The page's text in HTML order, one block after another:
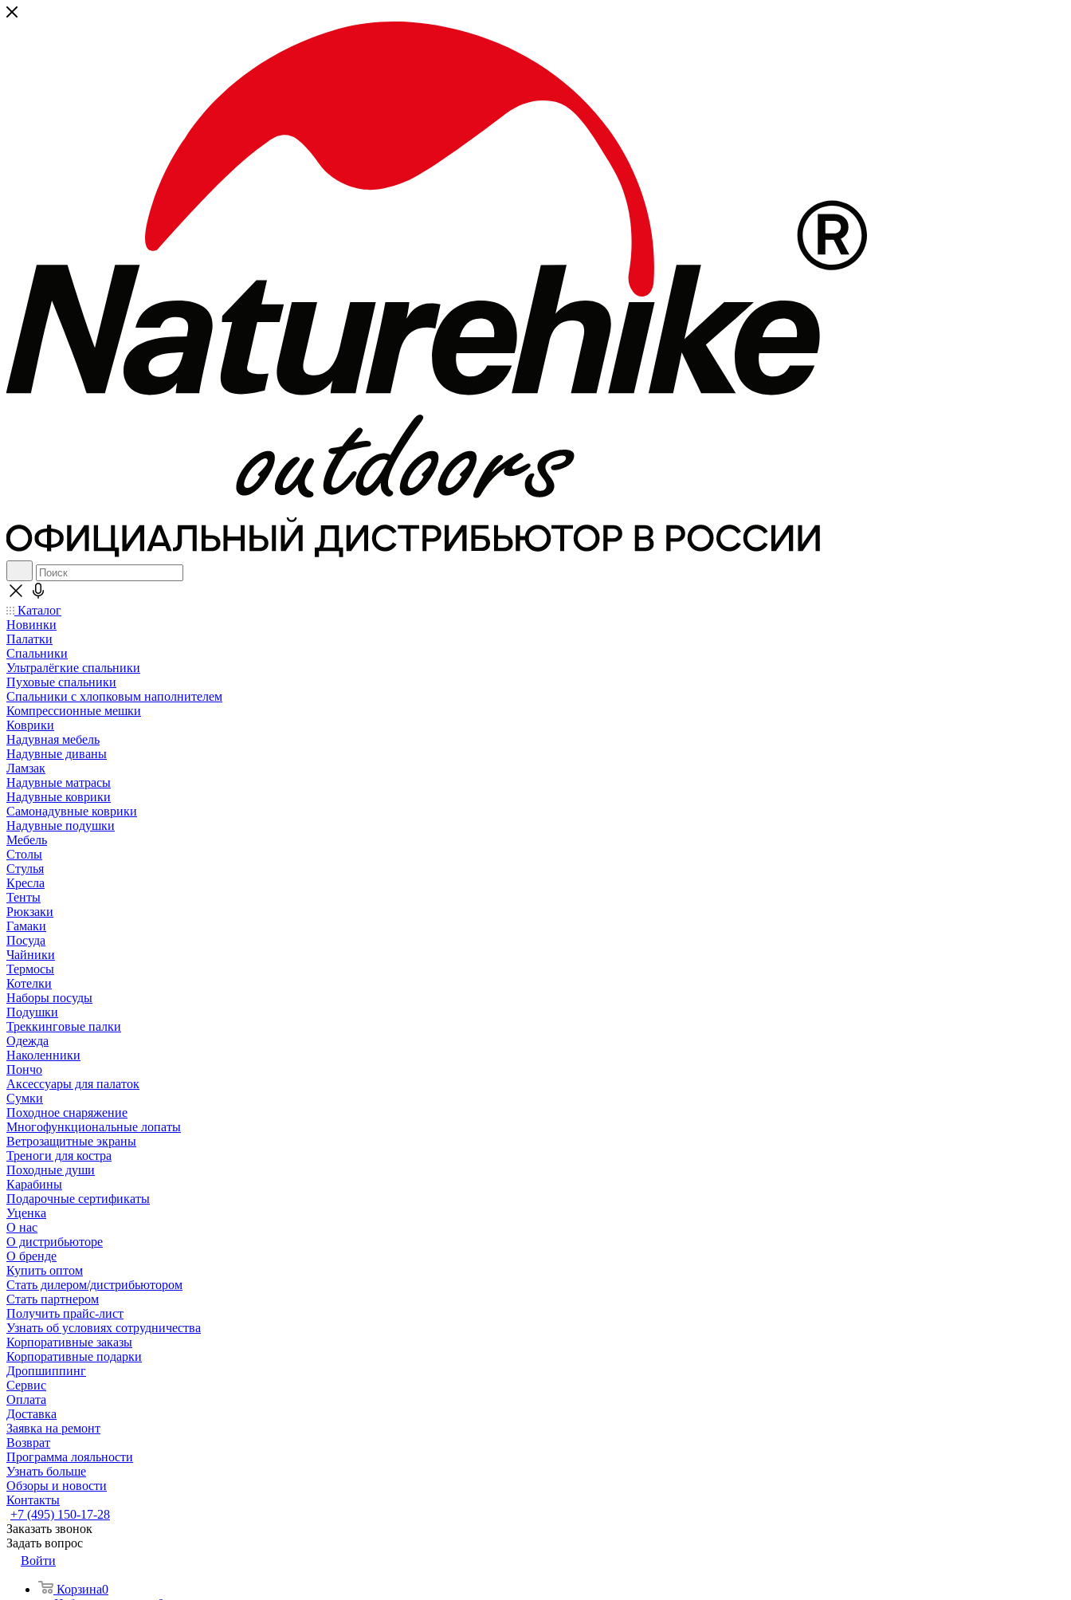
Каталог
Новинки
Палатки
Спальники
Ультралёгкие спальники
Пуховые спальники
Спальники с хлопковым наполнителем
Компрессионные мешки
Коврики
Надувная мебель
Надувные диваны
Ламзак
Надувные матрасы
Надувные коврики
Самонадувные коврики
Надувные подушки
Мебель
Столы
Стулья
Кресла
Тенты
Рюкзаки
Гамаки
Посуда
Чайники
Термосы
Котелки
Наборы посуды
Подушки
Треккинговые палки
Одежда
Наколенники
Пончо
Аксессуары для палаток
Сумки
Походное снаряжение
Многофункциональные лопаты
Ветрозащитные экраны
Треноги для костра
Походные души
Карабины
Подарочные сертификаты
Уценка
О нас
О дистрибьюторе
О бренде
Купить оптом
Стать дилером/дистрибьютором
Стать партнером
Получить прайс-лист
Узнать об условиях сотрудничества
Корпоративные заказы
Корпоративные подарки
Дропшиппинг
Сервис
Оплата
Доставка
Заявка на ремонт
Возврат
Программа лояльности
Узнать больше
Обзоры и новости
Контакты
+7 (495) 150-17-28
Заказать звонок
Задать вопрос
Войти
Корзина0